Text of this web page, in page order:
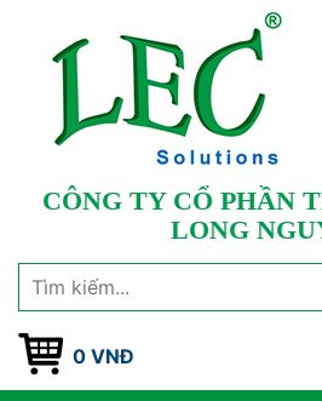
CÔNG TY CỔ PHẦN
LONG
0 VNĐ